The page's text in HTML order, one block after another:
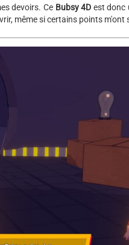
devoirs. Ce Bubsy 4D est donc
même si certains points m'ont